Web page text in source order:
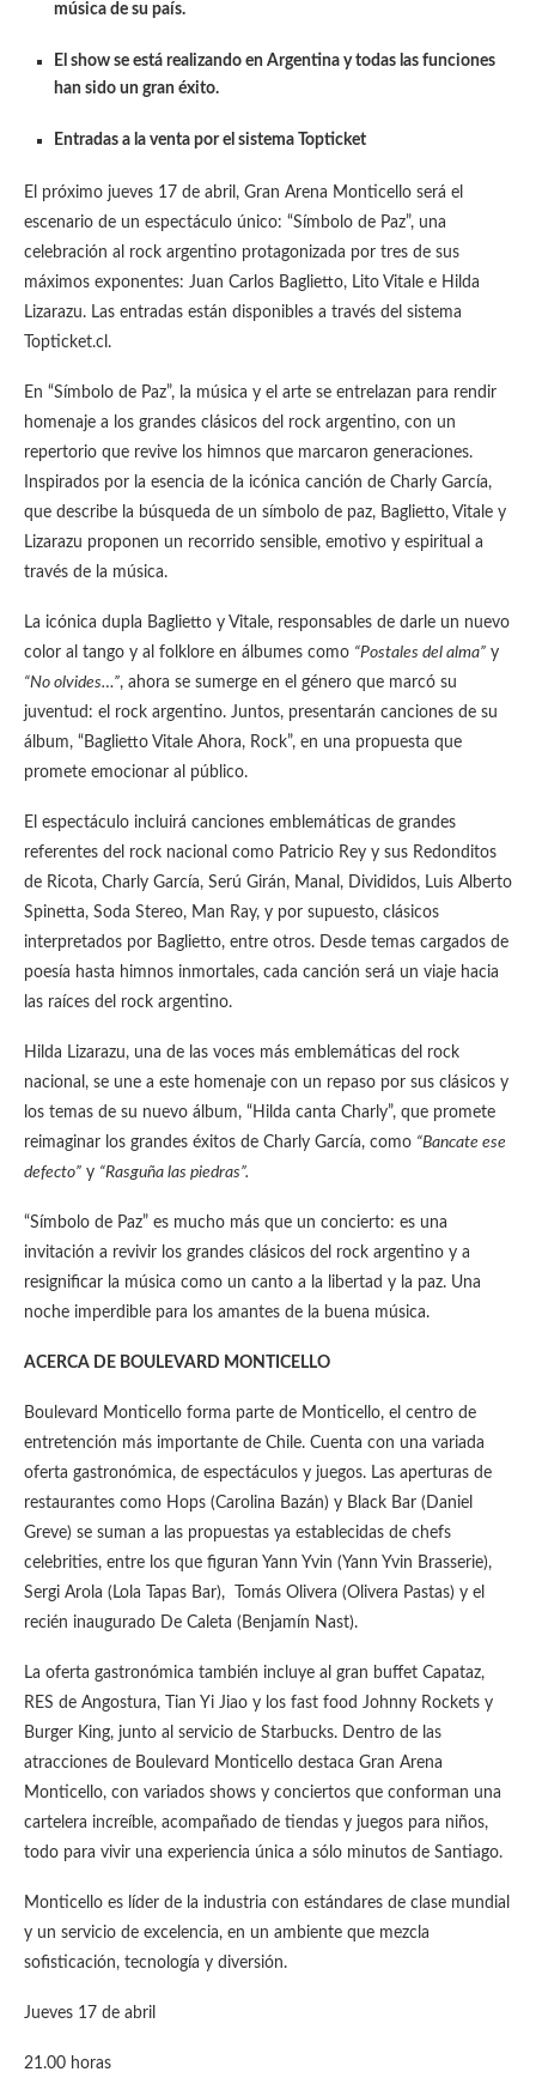
música de su país.
El show se está realizando en Argentina y todas las funciones
han sido un gran éxito.
Entradas a la venta por el sistema Topticket
El próximo jueves 17 de abril, Gran Arena Monticello será el
escenario de un espectáculo único: “Símbolo de Paz”, una
celebración al rock argentino protagonizada por tres de sus
máximos exponentes: Juan Carlos Baglietto, Lito Vitale e Hilda
Lizarazu. Las entradas están disponibles a través del sistema
Topticket.cl.
En “Símbolo de Paz”, la música y el arte se entrelazan para rendir
homenaje a los grandes clásicos del rock argentino, con un
repertorio que revive los himnos que marcaron generaciones.
Inspirados por la esencia de la icónica canción de Charly García,
que describe la búsqueda de un símbolo de paz, Baglietto, Vitale y
Lizarazu proponen un recorrido sensible, emotivo y espiritual a
través de la música.
La icónica dupla Baglietto y Vitale, responsables de darle un nuevo
color al tango y al folklore en álbumes como “Postales del alma” y
“No olvides…”, ahora se sumerge en el género que marcó su
juventud: el rock argentino. Juntos, presentarán canciones de su
álbum, “Baglietto Vitale Ahora, Rock”, en una propuesta que
promete emocionar al público.
El espectáculo incluirá canciones emblemáticas de grandes
referentes del rock nacional como Patricio Rey y sus Redonditos
de Ricota, Charly García, Serú Girán, Manal, Divididos, Luis Alberto
Spinetta, Soda Stereo, Man Ray, y por supuesto, clásicos
interpretados por Baglietto, entre otros. Desde temas cargados de
poesía hasta himnos inmortales, cada canción será un viaje hacia
las raíces del rock argentino.
Hilda Lizarazu, una de las voces más emblemáticas del rock
nacional, se une a este homenaje con un repaso por sus clásicos y
los temas de su nuevo álbum, “Hilda canta Charly”, que promete
reimaginar los grandes éxitos de Charly García, como “Bancate ese
defecto” y “Rasguña las piedras”.
“Símbolo de Paz” es mucho más que un concierto: es una
invitación a revivir los grandes clásicos del rock argentino y a
resignificar la música como un canto a la libertad y la paz. Una
noche imperdible para los amantes de la buena música.
ACERCA DE BOULEVARD MONTICELLO
Boulevard Monticello forma parte de Monticello, el centro de
entretención más importante de Chile. Cuenta con una variada
oferta gastronómica, de espectáculos y juegos. Las aperturas de
restaurantes como Hops (Carolina Bazán) y Black Bar (Daniel
Greve) se suman a las propuestas ya establecidas de chefs
celebrities, entre los que figuran Yann Yvin (Yann Yvin Brasserie),
Sergi Arola (Lola Tapas Bar), Tomás Olivera (Olivera Pastas) y el
recién inaugurado De Caleta (Benjamín Nast).
La oferta gastronómica también incluye al gran buffet Capataz,
RES de Angostura, Tian Yi Jiao y los fast food Johnny Rockets y
Burger King, junto al servicio de Starbucks. Dentro de las
atracciones de Boulevard Monticello destaca Gran Arena
Monticello, con variados shows y conciertos que conforman una
cartelera increíble, acompañado de tiendas y juegos para niños,
todo para vivir una experiencia única a sólo minutos de Santiago.
Monticello es líder de la industria con estándares de clase mundial
y un servicio de excelencia, en un ambiente que mezcla
sofisticación, tecnología y diversión.
Jueves 17 de abril
21.00 horas